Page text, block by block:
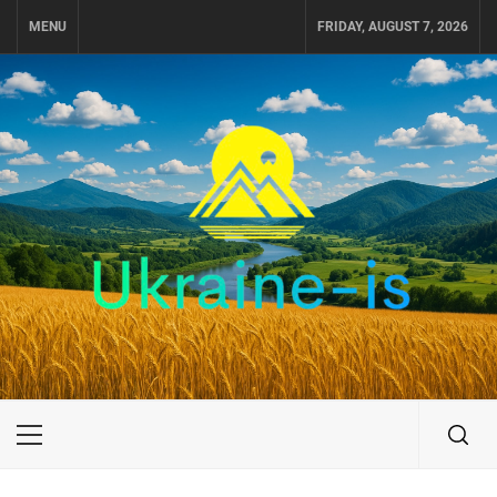
MENU FRIDAY, AUGUST 7, 2026
UKRAINE-IS
ПУТЕШЕСТВИЕ ПО УКРАИНЕ
Primary